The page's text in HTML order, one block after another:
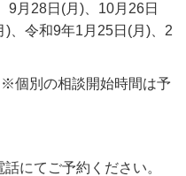
9月28日(月)、10月26日
、令和9年1月25日(月)、2
個別の相談開始時間は予
にてご予約ください。